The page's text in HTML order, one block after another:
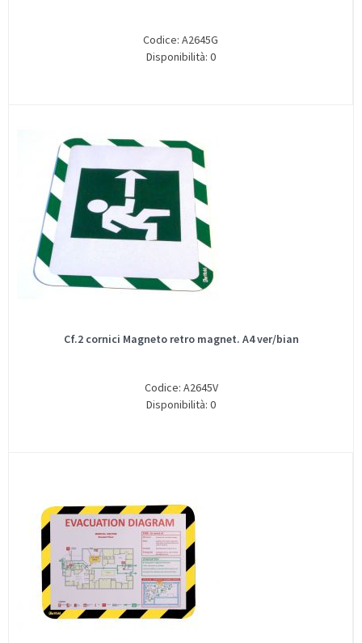
Codice: A2645G
Disponibilità: 0
Cf.2 cornici Magneto retro magnet. A4 ver/bian
Codice: A2645V
Disponibilità: 0